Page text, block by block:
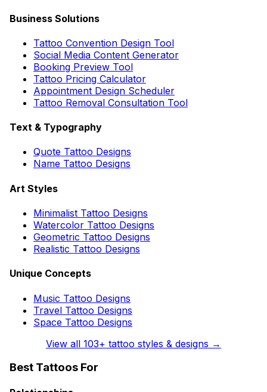
Business Solutions
Tattoo Convention Design Tool
Social Media Content Generator
Booking Preview Tool
Tattoo Pricing Calculator
Appointment Design Scheduler
Tattoo Removal Consultation Tool
Text & Typography
Quote Tattoo Designs
Name Tattoo Designs
Art Styles
Minimalist Tattoo Designs
Watercolor Tattoo Designs
Geometric Tattoo Designs
Realistic Tattoo Designs
Unique Concepts
Music Tattoo Designs
Travel Tattoo Designs
Space Tattoo Designs
View all 103+ tattoo styles & designs →
Best Tattoos For